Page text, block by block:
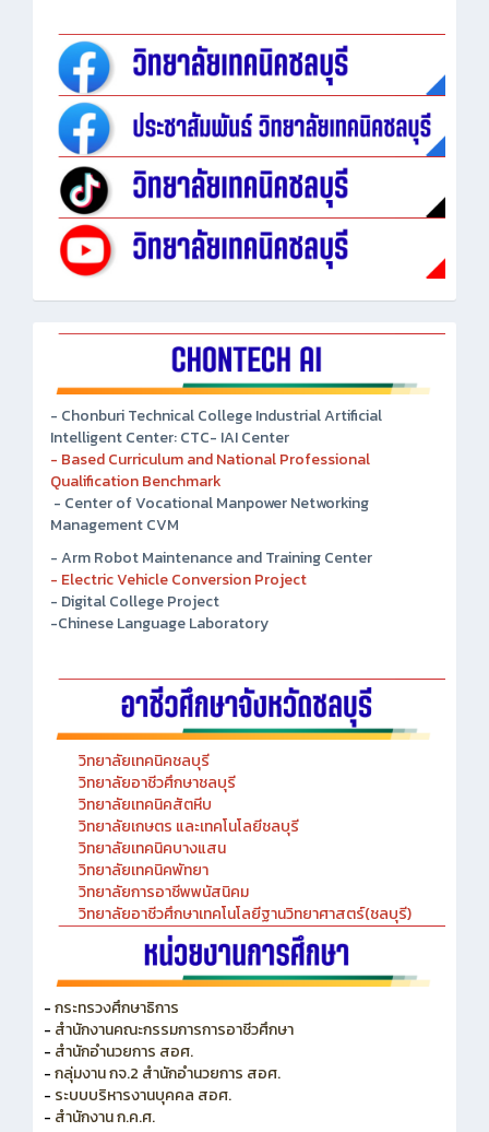
- Chonburi Technical College Industrial Artificial
Intelligent Center: CTC- IAI Center
- Based Curriculum and National Professional
Qualification Benchmark
- Center of Vocational Manpower Networking
Management CVM
- Arm Robot Maintenance and Training Center
- Electric Vehicle Conversion Project
- Digital College Project
-Chinese Language Laboratory
วิทยาลัยเทคนิคชลบุรี
วิทยาลัยอาชีวศึกษาชลบุรี
วิทยาลัยเทคนิคสัตหีบ
วิทยาลัยเกษตร และเทคโนโลยีชลบุรี
วิทยาลัยเทคนิคบางแสน
วิทยาลัยเทคนิคพัทยา
วิทยาลัยการอาชีพพนัสนิคม
วิทยาลัยอาชีวศึกษาเทคโนโลยีฐานวิทยาศาสตร์(ชลบุรี)
-กระทรวงศึกษาธิการ
- สำนักงานคณะกรรมการการอาชีวศึกษา
- สำนักอำนวยการ สอศ.
-กลุ่มงาน กจ.2 สำนักอำนวยการ สอศ.
- ระบบบริหารงานบุคคล สอศ.
- สำนักงาน ก.ค.ศ.